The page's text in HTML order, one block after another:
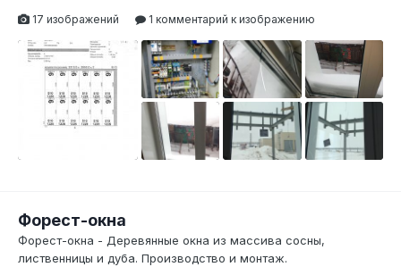
17 изображений 1 комментарий к изображению
Форест-окна
Форест-окна - Деревянные окна из массива сосны,
лиственницы и дуба. Производство и монтаж.